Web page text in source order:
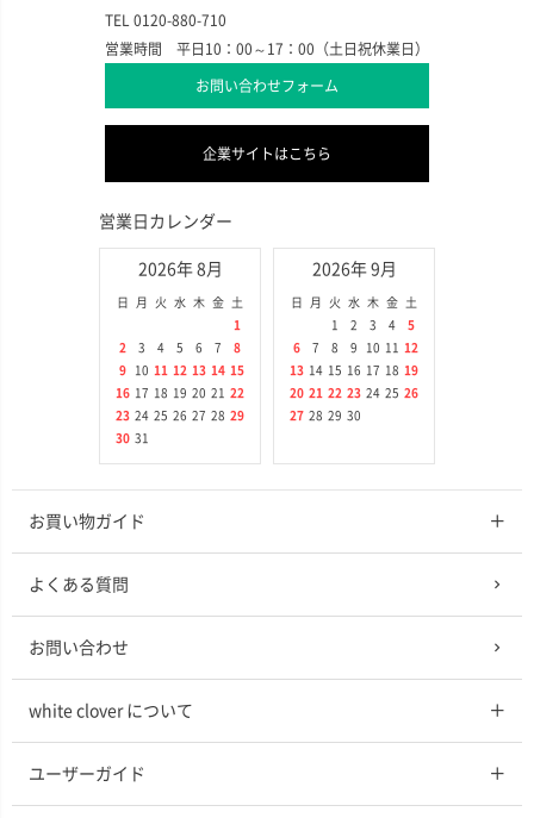
TEL 0120-880-710
営業時間 平日10：00～17：00（土日祝休業日）
お問い合わせフォーム
企業サイトはこちら
営業日カレンダー
2026年 8月
日 月 火 水 木 金
土
1
2
3 4 5 6 7
8
9
10 11 12 13 14 15
16 17 18 19 20 21
22
23 24 25 26 27 28 29
30 31
2026年 9月
日 月 火 水 木 金
土
1
2 3 4
5
6
7 8 9 10 11
12
13 14 15 16 17 18 19
20 21 22 23 24 25 26
27 28 29 30
お買い物ガイド
よくある質問
お問い合わせ
white clover について
ユーザーガイド